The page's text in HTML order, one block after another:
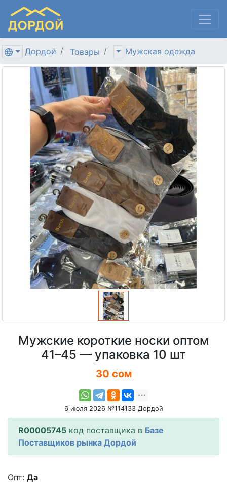
Дордой Товары Мужская одежда
Мужские короткие носки оптом
41–45 — упаковка 10 шт
30 сом
6 июля 2026 №114133 Дордой
R00005745 код поставщика в Базе
Поставщиков рынка Дордой
Опт: Да